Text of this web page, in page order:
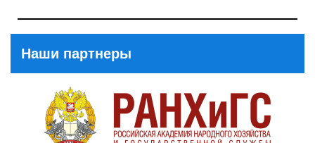
Наши партнеры